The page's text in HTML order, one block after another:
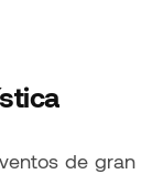
de gran